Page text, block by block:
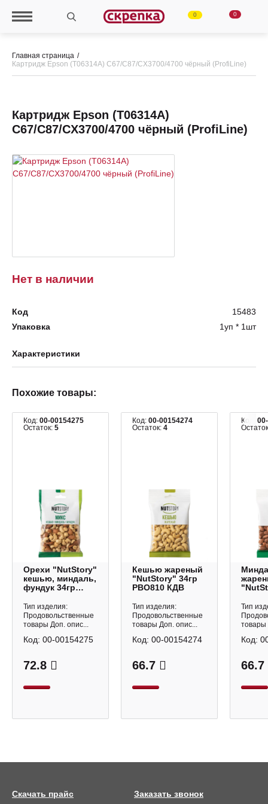
0 0
Главная страница
Картридж Epson (Т06314А) C67/C87/CX3700/4700 чёрный (ProfiLinе)
Нет в наличии
Картридж Epson (Т06314А)
C67/C87/CX3700/4700 чёрный (ProfiLinе)
Код
15483
Упаковка
1уп * 1шт
Характеристики
Похожие товары:
Код: 00-00154275
Остаток: 5
Орехи "NutStory"
кешью, миндаль,
фундук 34гр
Тип изделия:
Продовольственные
товары Доп. опис...
72.8
Код: 00-00154275
Код: 00-00154274
Остаток: 4
Кешью жареный
"NutStory" 34гр
РВО810 КДВ
Тип изделия:
Продовольственные
товары Доп. опис...
66.7
Код: 00-00154274
Код:
Тип
товары
66.7
Код:
Заказать звонок
Скачать прайс